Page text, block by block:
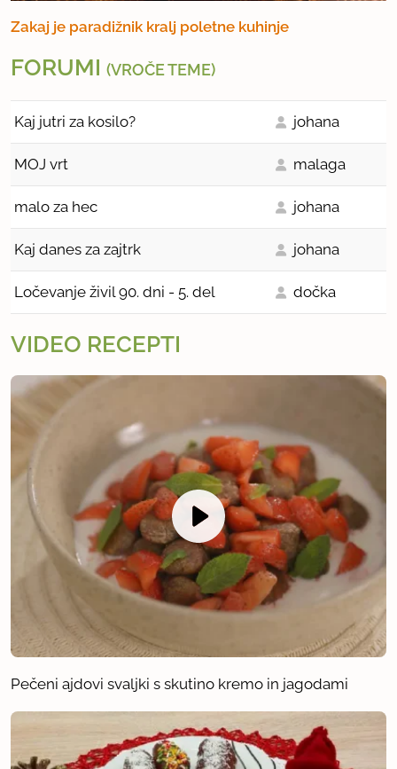
Zakaj je paradižnik kralj poletne kuhinje
FORUMI (VROČE TEME)
Kaj jutri za kosilo? johana
MOJ vrt malaga
malo za hec johana
Kaj danes za zajtrk johana
Ločevanje živil 90. dni - 5. del dočka
VIDEO RECEPTI
Pečeni ajdovi svaljki s skutino kremo in jagodami